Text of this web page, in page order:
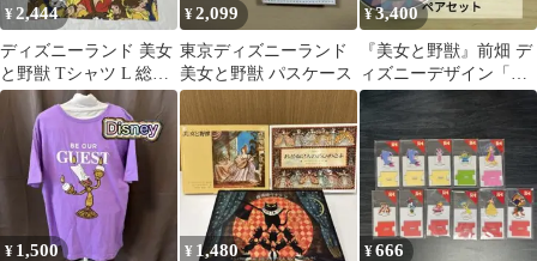
¥2,444
ディズニーランド 美女
と野獣 Tシャツ L 総柄
パーク ディズニー お土
¥2,099
東京ディズニーランド
美女と野獣 パスケース
¥3,400
『美女と野獣』前畑 デ
ィズニーデザイン「カ
ップ＆ソーサー」ペア
セット
¥ 1,500 ¥ 1,480 ¥666